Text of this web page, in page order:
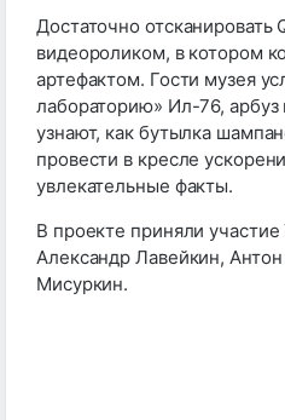
Достаточно отсканировать
видеороликом, в котором
артефактом. Гости музея
лабораторию» Ил-76,
узнают, как бутылка
провести в кресле
увлекательные факты.
В проекте приняли
Александр Лавейкин,
Мисуркин.